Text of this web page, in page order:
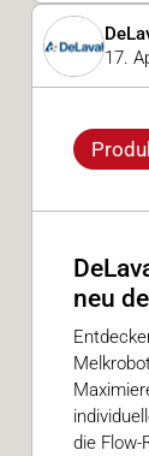
17.
neu
die Flow-